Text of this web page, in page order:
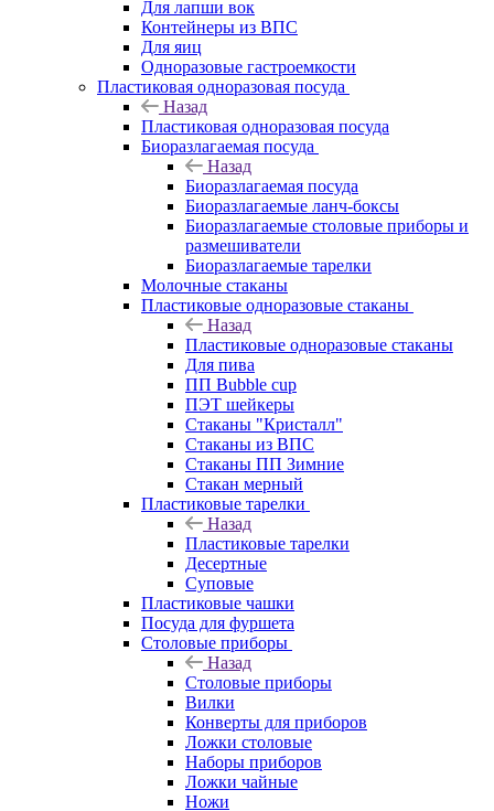
Для лапши вок
Контейнеры из ВПС
Для яиц
Одноразовые гастроемкости
Пластиковая одноразовая посуда
Назад
Пластиковая одноразовая посуда
Биоразлагаемая посуда
Назад
Биоразлагаемая посуда
Биоразлагаемые ланч-боксы
Биоразлагаемые столовые приборы и
размешиватели
Биоразлагаемые тарелки
Молочные стаканы
Пластиковые одноразовые стаканы
Назад
Пластиковые одноразовые стаканы
Для пива
ПП Bubble cup
ПЭТ шейкеры
Стаканы "Кристалл"
Стаканы из ВПС
Стаканы ПП Зимние
Стакан мерный
Пластиковые тарелки
Назад
Пластиковые тарелки
Десертные
Суповые
Пластиковые чашки
Посуда для фуршета
Столовые приборы
Назад
Столовые приборы
Вилки
Конверты для приборов
Ложки столовые
Наборы приборов
Ложки чайные
Ножи